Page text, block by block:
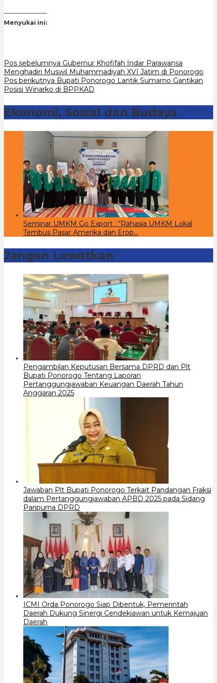
Menyukai ini:
Navigasi
pos
Pos sebelumnya Gubernur Khofifah Indar Parawansa
Menghadiri Muswil Muhammadiyah XVI Jatim di Ponorogo
Pos berikutnya Bupati Ponorogo Lantik Sumarno Gantikan
Posisi Winarko di BPPKAD
Ekonomi, Sosial dan Budaya
Seminar UMKM Go Export : “Rahasia UMKM Lokal
Tembus Pasar Amerika dan Erop…
Jangan Lewatkan
Pengambilan Keputusan Bersama DPRD dan Plt
Bupati Ponorogo Tentang Laporan
Pertanggungjawaban Keuangan Daerah Tahun
Anggaran 2025
Jawaban Plt Bupati Ponorogo Terkait Pandangan Fraksi
dalam Pertanggungjawaban APBD 2025 pada Sidang
Paripurna DPRD
ICMI Orda Ponorogo Siap Dibentuk, Pemerintah
Daerah Dukung Sinergi Cendekiawan untuk Kemajuan
Daerah